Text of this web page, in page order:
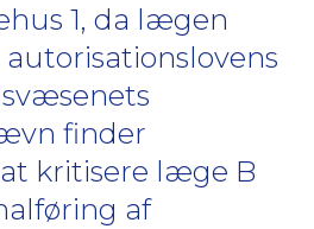
1, da lægen
finder
kritisere læge B
af